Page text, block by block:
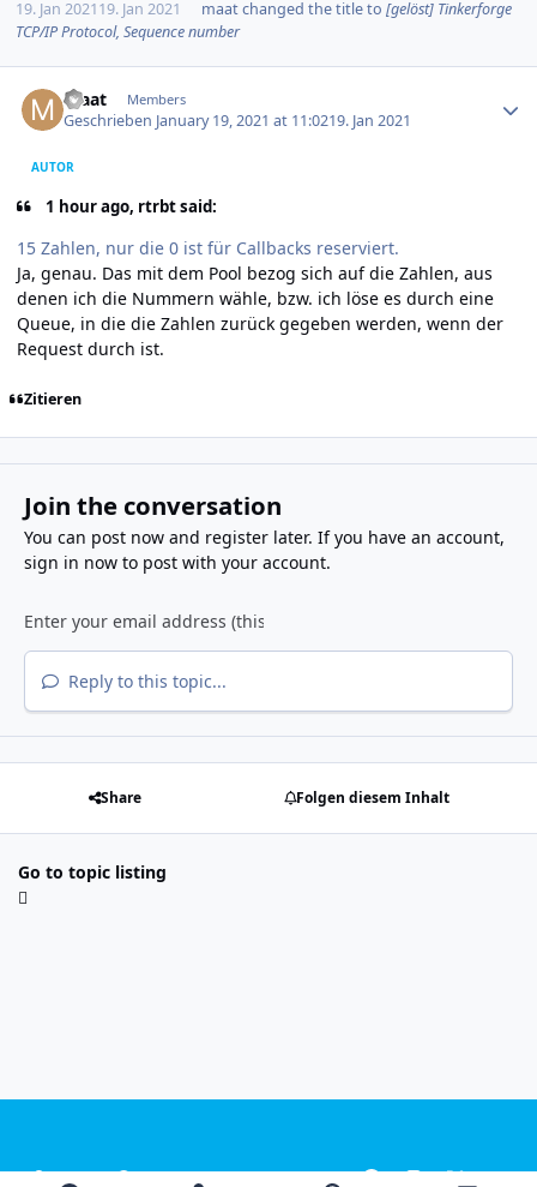
19. Jan 202119. Jan 2021 maatchanged the title to [gelöst] Tinkerforge
TCP/IP Protocol, Sequence number
maat Members
Geschrieben January 19, 2021 at 11:0219. Jan 2021
AUTOR
1 hour ago, rtrbt said:
15 Zahlen, nur die 0 ist für Callbacks reserviert.
Ja, genau. Das mit dem Pool bezog sich auf die Zahlen, aus
denen ich die Nummern wähle, bzw. ich löse es durch eine
Queue, in die die Zahlen zurück gegeben werden, wenn der
Request durch ist.
Zitieren
Join the conversation
You can post now and register later. If you have an account,
sign in nowto post with your account.
Reply to this topic...
Share Folgen diesem Inhalt
Go to topic listing
Light ModeDark ModeSystem Preference f i x y